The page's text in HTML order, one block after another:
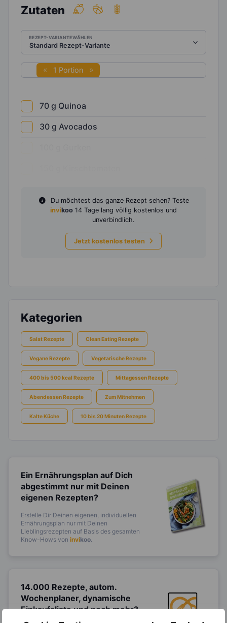
Zutaten
REZEPT-VARIANTE WÄHLEN
1 Portion
70 g Quinoa
30 g Avocados
Du möchtest das ganze Rezept sehen? Teste
invikoo 14 Tage lang völlig kostenlos und
unverbindlich.
Jetzt kostenlos testen
Kategorien
Salat Rezepte Clean Eating Rezepte
Vegane Rezepte Vegetarische Rezepte
400 bis 500 kcal Rezepte Mittagessen Rezepte
Abendessen Rezepte Zum Mitnehmen
Kalte Küche 10 bis 20 Minuten Rezepte
Ein Ernährungsplan auf Dich
abgestimmt nur mit Deinen
eigenen Rezepten?
Erstelle Dir Deinen eigenen, individuellen
Ernährungsplan nur mit Deinen
Lieblingsrezepten auf Basis des gesamten
Know-Hows von invikoo
14.000 Rezepte, autom.
Wochenplaner, dynamische
Einkaufsliste und noch mehr?